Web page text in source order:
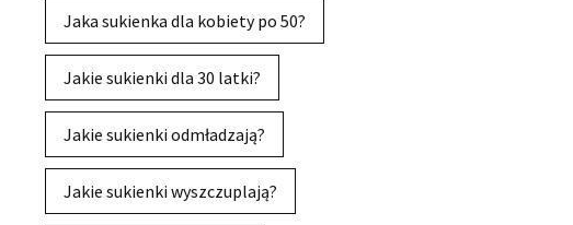
Jaka sukienka dla kobiety po 50?
Jakie sukienki dla 30 latki?
Jakie sukienki odmładzają?
Jakie sukienki wyszczuplają?